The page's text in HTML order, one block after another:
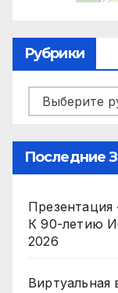
Рубрики
Рубрики
Последние
К 90-летию
2026